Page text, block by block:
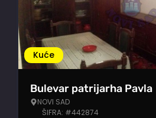
Kuće
Bulevar patrijarha Pavla
NOVI SAD
ŠIFRA: #442874